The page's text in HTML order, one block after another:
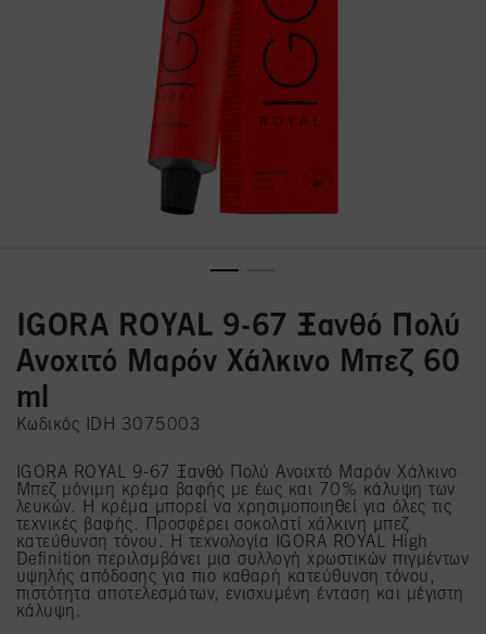
IGORA ROYAL 9-67 Ξανθό Πολύ
Ανοχιτό Μαρόν Χάλκινο Μπεζ 60
ml
Κωδικός IDH 3075003
IGORA ROYAL 9-67 Ξανθό Πολύ Ανοιχτό Μαρόν Χάλκινο
Μπεζ μόνιμη κρέμα βαφής με έως και 70% κάλυψη των
λευκών. Η κρέμα μπορεί να χρησιμοποιηθεί για όλες τις
τεχνικές βαφής. Προσφέρει σοκολατί χάλκινη μπεζ
κατεύθυνση τόνου. Η τεχνολογία IGORA ROYAL High
Definition περιλαμβάνει μια συλλογή χρωστικών πιγμέντων
υψηλής απόδοσης για πιο καθαρή κατεύθυνση τόνου,
πιστότητα αποτελεσμάτων, ενισχυμένη ένταση και μέγιστη
κάλυψη.